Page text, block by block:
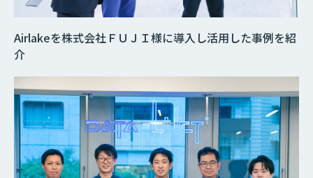
Airlakeを株式会社ＦＵＪＩ様に導入し活用した事例を紹
介